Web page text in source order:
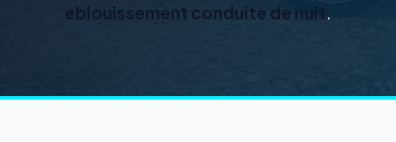
eblouissement conduite de nuit.